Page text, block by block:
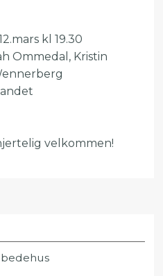
kl 19.30
Ommedal, Kristin
velkommen!